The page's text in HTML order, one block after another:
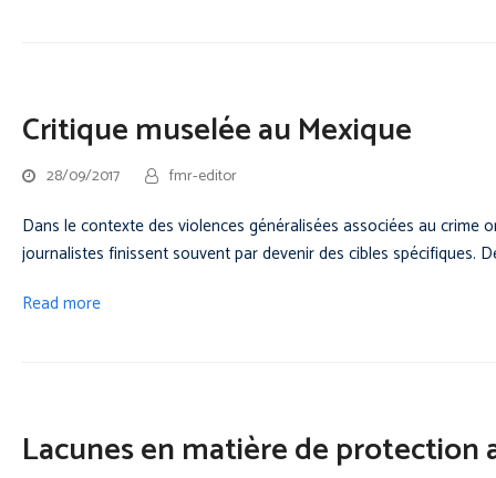
Critique muselée au Mexique
28/09/2017 fmr-editor
Dans le contexte des violences généralisées associées au crime
journalistes finissent souvent par devenir des cibles spécifiques.
Read more
Lacunes en matière de protection